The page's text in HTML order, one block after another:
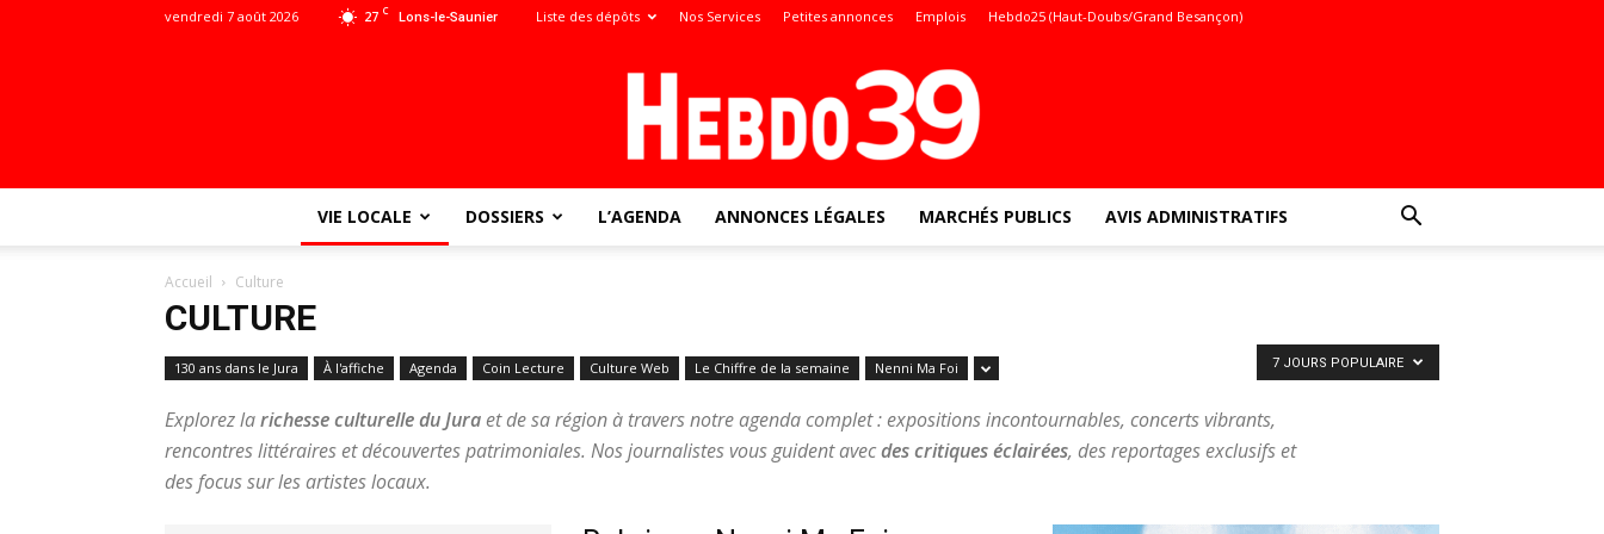
27 C Lons-le-Saunier
vendredi 7 août 2026 Liste des dépôts Nos Services Petites annonces Emplois Hebdo25 (Haut-Doubs/Grand Besançon)
VIE LOCALE DOSSIERS L’AGENDA ANNONCES LÉGALES MARCHÉS PUBLICS AVIS ADMINISTRATIFS
Accueil Culture
CULTURE
130 ans dans le Jura À l'affiche Agenda Coin Lecture Culture Web Le Chiffre de la semaine Nenni Ma Foi
Explorez larichesse culturelle du Juraet de sa région à travers notre agenda complet : expositions incontournables, concerts vibrants,
rencontres littéraires et découvertes patrimoniales. Nos journalistes vous guident avecdes critiques éclairées, des reportages exclusifs et
des focus sur les artistes locaux.
7 JOURS POPULAIRE